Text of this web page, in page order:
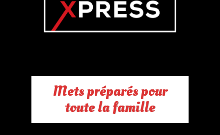
Mets préparés pour
toute la famille